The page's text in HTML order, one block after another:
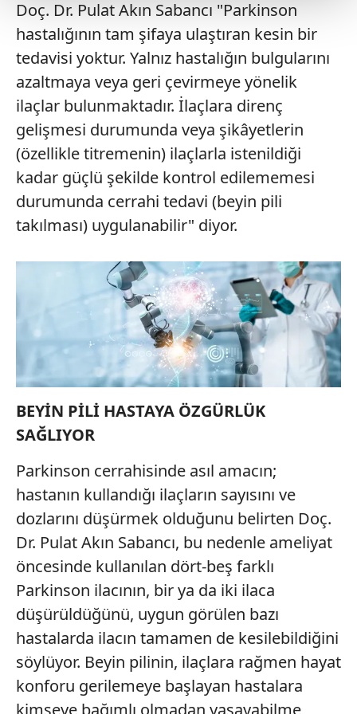
Her halükârda, kullanıcılar, bu çerezlere izin vermedikleri
takdirde, kullanıcılara hedefli reklamlar
gösterilmeyecektir."
Sizlere daha iyi bir hizmet sunabilmek için İnternet
Sitemizde kendimize ve üçüncü kişilere ait çerezler
kullanılmaktadır. Bu çerezler vasıtasıyla çeşitli kişisel
verileriniz işlenmekte olup gerekli olan çerezler bilgi
toplumu hizmetlerinin sunulması amacıyla
kullanılmaktadır. Diğer çerezler, sitemizin daha işlevsel
kılınması ve kişiselleştirilmesi ve sizlere yönelik
reklam/pazarlama faaliyetlerinin yapılması, amaçlarıyla
sınırlı olarak açık rızanız dahilinde kullanılacaktır.
Çerezlere ilişkin tercihlerinizi aşağıda yer alan panel
vasıtasıyla belirleyebilirsiniz. Çerezlere ilişkin detaylı bilgi
için Ayarlar butonuna tıklayabilir,Çerez Bilgilendirme
Metnimizi
ziyaret edebilirsiniz.
hazırlanmış Aydınlatma Metnimizi okumak ve sitemizde
ilgili mevzuata uygun olarak kullanılan çerezlerle ilgili bilgi
Doç. Dr. Pulat Akın Sabancı "Parkinson
hastalığının tam şifaya ulaştıran kesin bir
tedavisi yoktur. Yalnız hastalığın bulgularını
azaltmaya veya geri çevirmeye yönelik
ilaçlar bulunmaktadır. İlaçlara direnç
gelişmesi durumunda veya şikâyetlerin
(özellikle titremenin) ilaçlarla istenildiği
kadar güçlü şekilde kontrol edilememesi
durumunda cerrahi tedavi (beyin pili
takılması) uygulanabilir" diyor.
BEYİN PİLİ HASTAYA ÖZGÜRLÜK
SAĞLIYOR
Parkinson cerrahisinde asıl amacın;
hastanın kullandığı ilaçların sayısını ve
dozlarını düşürmek olduğunu belirten Doç.
Dr. Pulat Akın Sabancı, bu nedenle ameliyat
öncesinde kullanılan dört-beş farklı
Parkinson ilacının, bir ya da iki ilaca
düşürüldüğünü, uygun görülen bazı
hastalarda ilacın tamamen de kesilebildiğini
söylüyor. Beyin pilinin, ilaçlara rağmen hayat
konforu gerilemeye başlayan hastalara
kimseye bağımlı olmadan yaşayabilme,